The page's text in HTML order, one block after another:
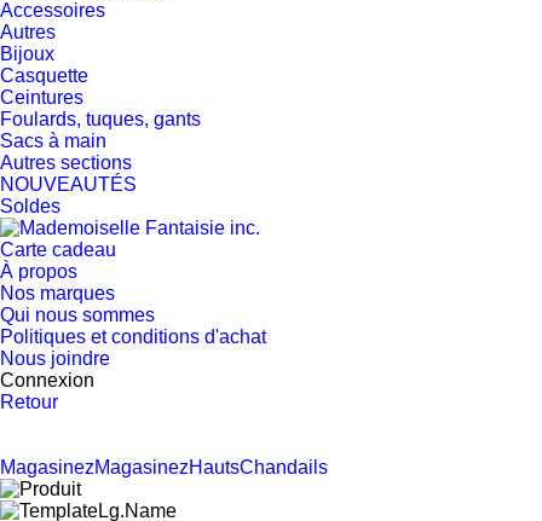
Accessoires
Autres
Bijoux
Casquette
Ceintures
Foulards, tuques, gants
Sacs à main
Autres sections
NOUVEAUTÉS
Soldes
Carte cadeau
À propos
Nos marques
Qui nous sommes
Politiques et conditions d'achat
Nous joindre
Connexion
Retour
MagasinezMagasinezHautsChandails